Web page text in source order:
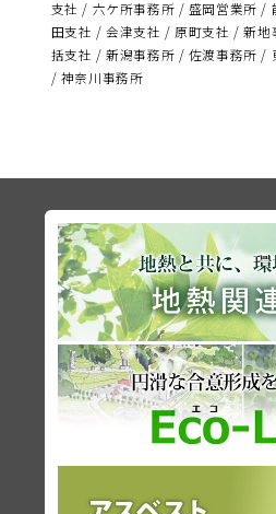
支社 / 六ケ所事務所 / 盛岡営業所 /
田支社 / 会津支社 / 原町支社 / 新
括支社 / 新潟事務所 / 佐渡事務所 /
/ 神奈川事務所